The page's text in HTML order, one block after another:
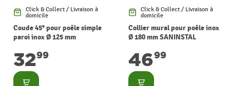
Click & Collect / Livraison à
domicile
Coude 45° pour poêle simple
paroi inox Ø 125 mm
3299
Consulter
Click & Collect / Livraison à
domicile
Collier mural pour poêle inox
Ø 180 mm SANINSTAL
4699
Consulter